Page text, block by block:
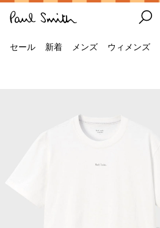
セール 新着 メンズ ウィメンズ